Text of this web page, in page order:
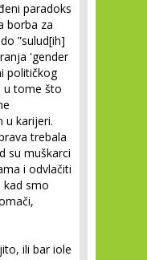
paradoks
borba za
”sulud[ih]
'gender
političkog
u tome što
u karijeri.
trebala
su muškarci
i odvlačiti
kad smo
ili bar iole